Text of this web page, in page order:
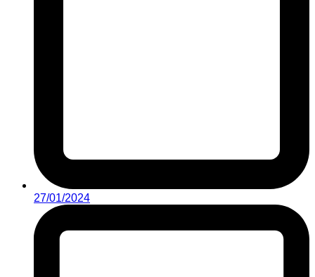
27/01/2024